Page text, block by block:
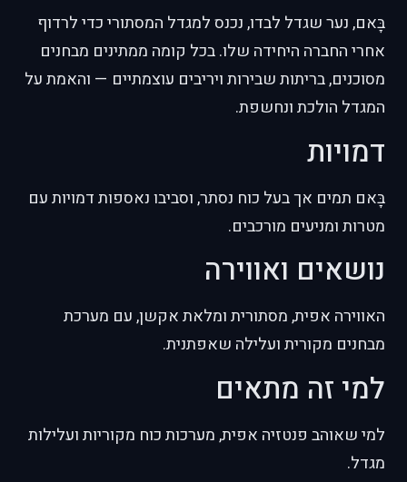
בָּאם, נער שגדל לבדו, נכנס למגדל המסתורי כדי לרדוף
אחרי החברה היחידה שלו. בכל קומה ממתינים מבחנים
מסוכנים, בריתות שבירות ויריבים עוצמתיים — והאמת על
המגדל הולכת ונחשפת.
דמויות
בָּאם תמים אך בעל כוח נסתר, וסביבו נאספות דמויות עם
מטרות ומניעים מורכבים.
נושאים ואווירה
האווירה אפית, מסתורית ומלאת אקשן, עם מערכת
מבחנים מקורית ועלילה שאפתנית.
למי זה מתאים
למי שאוהב פנטזיה אפית, מערכות כוח מקוריות ועלילות
מגדל.